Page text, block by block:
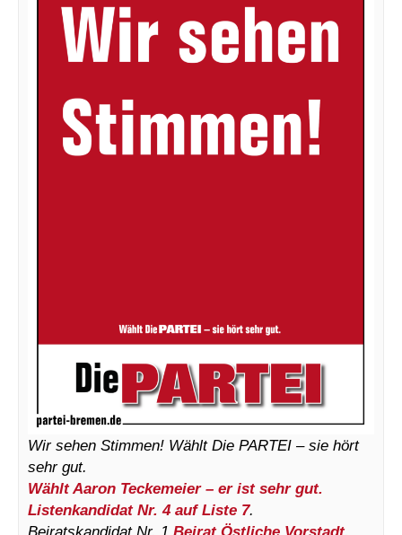
Wir sehen Stimmen! Wählt Die PARTEI – sie hört
sehr gut.
Wählt Aaron Teckemeier – er ist sehr gut.
Listenkandidat Nr. 4 auf Liste 7.
Beiratskandidat Nr. 1 Beirat Östliche Vorstadt.